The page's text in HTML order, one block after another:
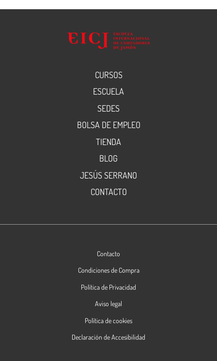
CURSOS
ESCUELA
SEDES
BOLSA DE EMPLEO
TIENDA
BLOG
JESÚS SERRANO
CONTACTO
Contacto
Condiciones de Compra
Política de Privacidad
Aviso legal
Política de cookies
Declaración de Accesibilidad